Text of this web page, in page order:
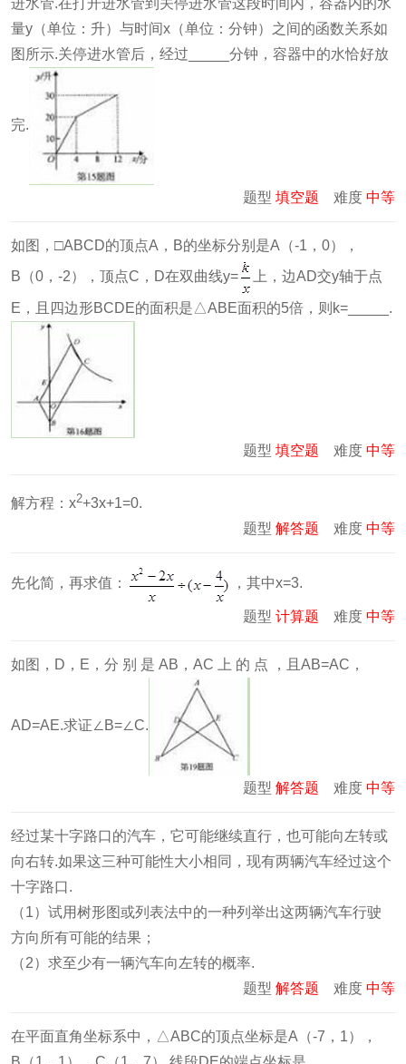
进水管.在打开进水管到关停进水管这段时间内，容器内的水
量y（单位：升）与时间x（单位：分钟）之间的函数关系如
图所示.关停进水管后，经过_____分钟，容器中的水恰好放
完.
题型 填空题 难度 中等
如图，□ABCD的顶点A，B的坐标分别是A（-1，0），
B（0，-2），顶点C，D在双曲线y=
上，边AD交y轴于点
E，且四边形BCDE的面积是△ABE面积的5倍，则k=_____.
题型 填空题 难度 中等
解方程：x2+3x+1=0.
题型 解答题 难度 中等
先化简，再求值： ，其中x=3.
题型 计算题 难度 中等
如图，D，E，分 别 是 AB，AC 上 的 点 ，且AB=AC，
AD=AE.求证∠B=∠C.
题型 解答题 难度 中等
经过某十字路口的汽车，它可能继续直行，也可能向左转或
向右转.如果这三种可能性大小相同，现有两辆汽车经过这个
十字路口.
（1）试用树形图或列表法中的一种列举出这两辆汽车行驶
方向所有可能的结果；
（2）求至少有一辆汽车向左转的概率.
题型 解答题 难度 中等
在平面直角坐标系中，△ABC的顶点坐标是A（-7，1），